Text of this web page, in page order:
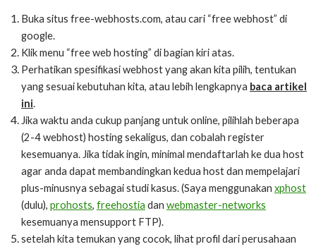
Buka situs free-webhosts.com, atau cari “free webhost” di
google.
Klik menu “free web hosting” di bagian kiri atas.
Perhatikan spesifikasi webhost yang akan kita pilih, tentukan
yang sesuai kebutuhan kita, atau lebih lengkapnya baca artikel
ini.
Jika waktu anda cukup panjang untuk online, pilihlah beberapa
(2-4 webhost) hosting sekaligus, dan cobalah register
kesemuanya. Jika tidak ingin, minimal mendaftarlah ke dua host
agar anda dapat membandingkan kedua host dan mempelajari
plus-minusnya sebagai studi kasus. (Saya menggunakan xphost
(dulu), prohosts, freehostia dan webmaster-networks
kesemuanya mensupport FTP).
setelah kita temukan yang cocok, lihat profil dari perusahaan